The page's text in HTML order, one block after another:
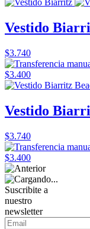
Vestido
$3.740
$3.400
Vestido
$3.740
$3.400
Suscribite a
nuestro
newsletter